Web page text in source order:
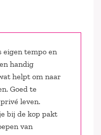
eigen tempo en
handig
helpt om naar
Goed te
leven.
bij de kop pakt
van